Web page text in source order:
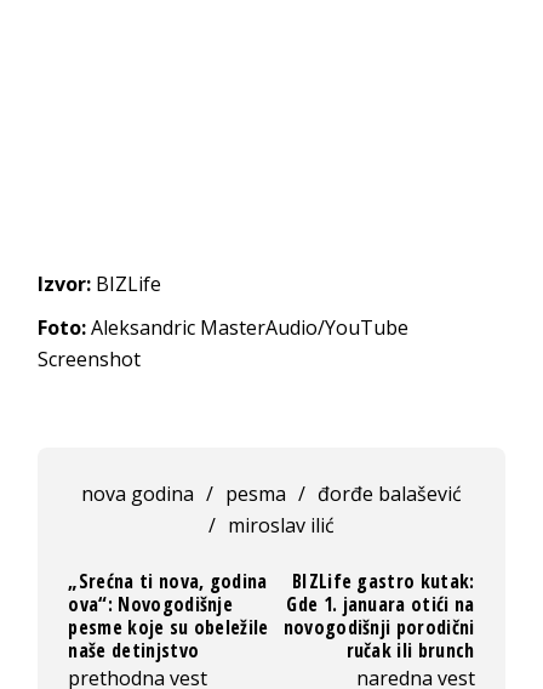
Izvor: BIZLife
Foto:Aleksandric MasterAudio/YouTube
Screenshot
nova godina / pesma / đorđe balašević
/ miroslav ilić
„Srećna ti nova, godina
ova“: Novogodišnje
pesme koje su obeležile
naše detinjstvo
prethodna vest
BIZLife gastro kutak:
Gde 1. januara otići na
novogodišnji porodični
ručak ili brunch
naredna vest